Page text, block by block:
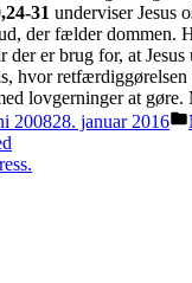
31 underviser Jesus
der fælder
der er brug for, at
hvor
lovgerninger at
200828. januar 2016